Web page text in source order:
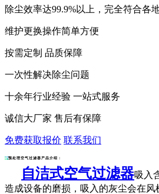
除尘效率达99.9%以上，完全符合各
维护更换操作简单方便
按需定制 品质保障
一次性解决除尘问题
十余年行业经验 一站式服务
诚信大厂家 售后有保障
免费获取报价 联系我们
预处理空气过滤器产品介绍：
自洁式空气过滤器吸入
造成设备的磨损，吸入的灰尘会在